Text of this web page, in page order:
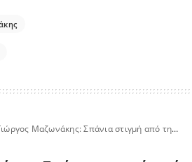
Μαζωνάκης: Σπάνια στιγμή από την καθημερινότητά του στην κουζίνα του σπιτιού του